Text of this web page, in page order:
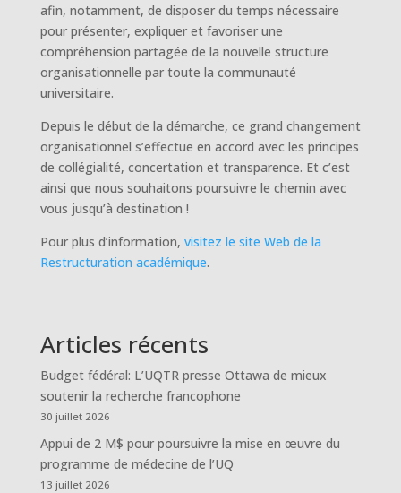
afin, notamment, de disposer du temps nécessaire
pour présenter, expliquer et favoriser une
compréhension partagée de la nouvelle structure
organisationnelle par toute la communauté
universitaire.
Depuis le début de la démarche, ce grand changement
organisationnel s’effectue en accord avec les principes
de collégialité, concertation et transparence. Et c’est
ainsi que nous souhaitons poursuivre le chemin avec
vous jusqu’à destination !
Pour plus d’information, visitez le site Web de la
Restructuration académique.
Articles récents
Budget fédéral: L’UQTR presse Ottawa de mieux
soutenir la recherche francophone
30 juillet 2026
Appui de 2 M$ pour poursuivre la mise en œuvre du
programme de médecine de l’UQ
13 juillet 2026